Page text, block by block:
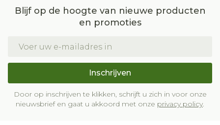
Blijf op de hoogte van nieuwe producten
en promoties
Inschrijven
Door op inschrijven te klikken, schrijft u zich in voor onze
nieuwsbrief en gaat u akkoord met onze privacy policy.